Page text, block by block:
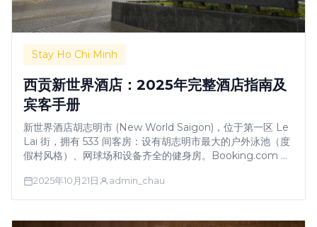
Stay Ho Chi Minh
西贡新世界酒店：2025年完整酒店指南及
宾客手册
新世界酒店胡志明市 (New World Saigon)，位于第一区 Le
Lai 街，拥有 533 间客房：设有胡志明市最大的户外泳池（度
假村风格）、网球场和设备齐全的健身房。Booking.com 评
Dynasty 中餐厅，早餐极佳。情侣对地理位置的评分高达
9.7/10。房价每晚 98 美元起，九月特价 40 …
2025年10月21日 admin_chau